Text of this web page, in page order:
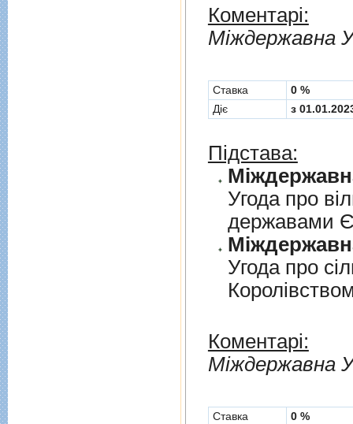
Коментарі:
Мiждержавна
Cтавка
0 %
Діє
з
Підстава:
Угода про
державами
Угода про
Коментарі:
Мiждержавна
Cтавка
0 %